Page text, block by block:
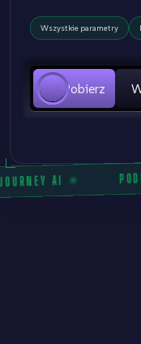
Wszystkie parametry
Pobierz
AI ✳